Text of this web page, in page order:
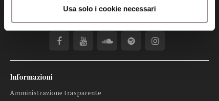
Usa solo i cookie necessari
Seguici
Informazioni
Amministrazione trasparente